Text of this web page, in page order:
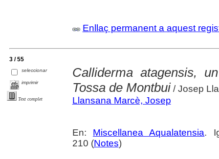
Enllaç permanent a aquest
3 / 55
seleccionar
imprimir
Text complet
Calliderma atagensis,
Tossa de Montbui/ Josep
Llansana Marcè, Josep
En: Miscellanea Aqualatensia.
210 (Notes)